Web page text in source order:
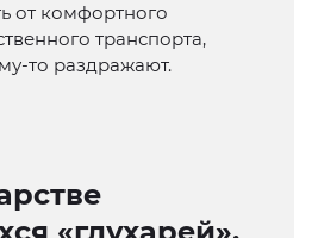
от комфортного
транспорта,
то раздражают.